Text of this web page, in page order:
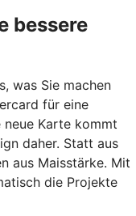
bessere
was Sie machen
für eine
neue Karte kommt
daher. Statt aus
aus Maisstärke. Mit
die Projekte